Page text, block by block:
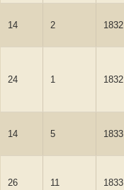
14 2 1832
24 1 1832
14 5 1833
26 11 1833